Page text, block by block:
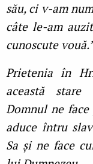
său, ci v-am
câte le-am
cunoscute
Prietenia în
această
Domnul ne
aduce întru
Sa și ne face